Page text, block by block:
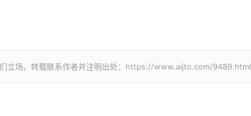
立场，转载联系作者并注明出处：https://www.aijto.com/9489.html